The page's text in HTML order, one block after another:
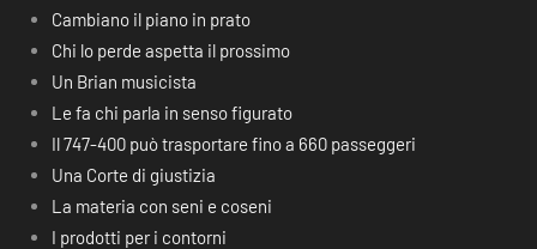
Cambiano il piano in prato
Chi lo perde aspetta il prossimo
Un Brian musicista
Le fa chi parla in senso figurato
Il 747-400 può trasportare fino a 660 passeggeri
Una Corte di giustizia
La materia con seni e coseni
I prodotti per i contorni